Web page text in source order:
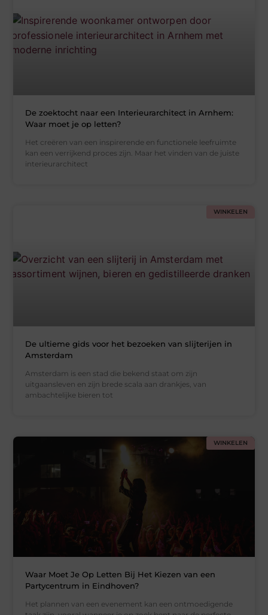
De zoektocht naar een Interieurarchitect in Arnhem:
Waar moet je op letten?
Het creëren van een inspirerende en functionele leefruimte
kan een verrijkend proces zijn. Maar het vinden van de juiste
interieurarchitect
WINKELEN
De ultieme gids voor het bezoeken van slijterijen in
Amsterdam
Amsterdam is een stad die bekend staat om zijn
uitgaansleven en zijn brede scala aan drankjes, van
ambachtelijke bieren tot
WINKELEN
Waar Moet Je Op Letten Bij Het Kiezen van een
Partycentrum in Eindhoven?
Het plannen van een evenement kan een ontmoedigende